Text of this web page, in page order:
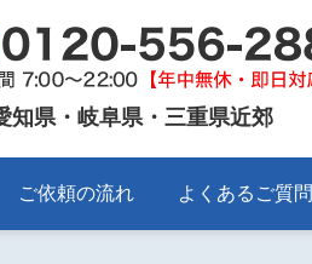
知県・岐阜県・三重県近郊
ご依頼の流れ よくあるご質問